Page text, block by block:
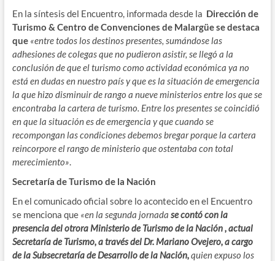
En la síntesis del Encuentro, informada desde la Dirección de
Turismo & Centro de Convenciones de Malargüe se destaca
que «entre todos los destinos presentes, sumándose las
adhesiones de colegas que no pudieron asistir, se llegó a la
conclusión de que el turismo como actividad económica ya no
está en dudas en nuestro país y que es la situación de emergencia
la que hizo disminuir de rango a nueve ministerios entre los que se
encontraba la cartera de turismo. Entre los presentes se coincidió
en que la situación es de emergencia y que cuando se
recompongan las condiciones debemos bregar porque la cartera
reincorpore el rango de ministerio que ostentaba con total
merecimiento».
Secretaría de Turismo de la Nación
En el comunicado oficial sobre lo acontecido en el Encuentro
se menciona que «en la segunda jornada se contó con la
presencia del otrora Ministerio de Turismo de la Nación , actual
Secretaría de Turismo, a través del Dr. Mariano Ovejero, a cargo
de la Subsecretaría de Desarrollo de la Nación,quien expuso los